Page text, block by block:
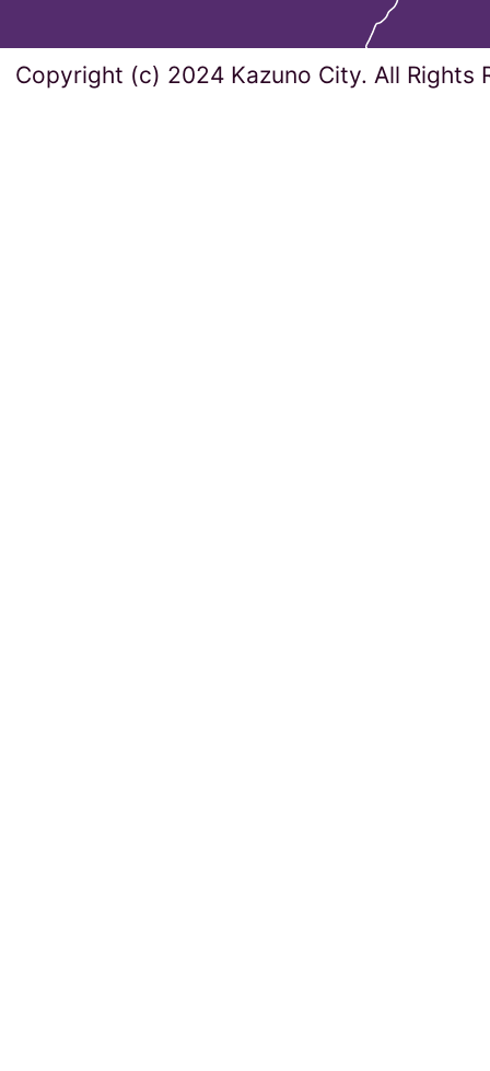
Copyright (c) 2024 Kazuno City. All Rights